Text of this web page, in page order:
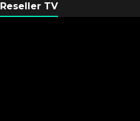
Reseller TV